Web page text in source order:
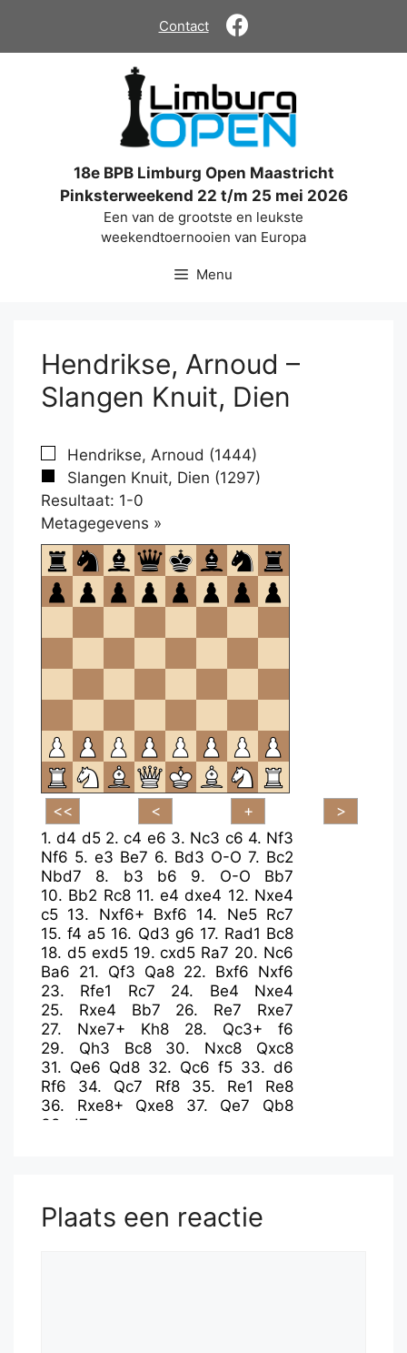
de
Contact
18e BPB Limburg Open Maastricht
Pinksterweekend 22 t/m 25 mei 2026
Een van de grootste en leukste
weekendtoernooien van Europa
Menu
Hendrikse, Arnoud –
Slangen Knuit, Dien
Hendrikse, Arnoud (1444)
Slangen Knuit, Dien (1297)
Resultaat: 1-0
Metagegevens »
om
te
openen.
1.d4 d5 2.c4 e6 3. Nc3 c6 4. Nf3
Nf6 5. e3 Be7 6. Bd3 O-O 7. Bc2
Nbd7
8. b3 b6 9. O-O
Bb7
10. Bb2 Rc8 11.e4 dxe4 12. Nxe4
c5 13. Nxf6+ Bxf6 14. Ne5 Rc7
15.f4 a5 16. Qd3 g6 17. Rad1 Bc8
18. d5 exd5 19.cxd5 Ra7 20. Nc6
Ba6 21. Qf3 Qa8 22. Bxf6 Nxf6
23. Rfe1 Rc7 24. Be4
Nxe4
25. Rxe4 Bb7 26. Re7
Rxe7
27. Nxe7+ Kh8 28. Qc3+
f6
29. Qh3 Bc8 30. Nxc8
Qxc8
31. Qe6 Qd8 32. Qc6 f5 33. d6
Rf6
34. Qc7 Rf8 35. Re1
Re8
36. Rxe8+ Qxe8 37. Qe7
Qb8
38.
d7
Plaats een reactie